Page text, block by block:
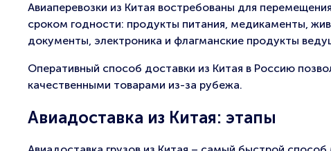
Авиаперевозки из Китая востребованы для
сроком годности: продукты питания, медикаменты,
документы, электроника и флагманские продукты
Оперативный способ доставки из Китая в Россию
качественными товарами из-за рубежа.
Авиадоставка из Китая: этапы